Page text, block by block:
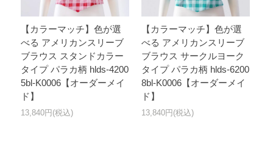
【カラーマッチ】色が選
べる アメリカンスリーブ
ブラウス スタンドカラー
タイプ パラカ柄 hlds-4200
5bl-K0006【オーダーメイ
ド】
13,840円(税込)
【カラーマッチ】色が選
べる アメリカンスリーブ
ブラウス サークルヨーク
タイプ パラカ柄 hlds-6200
8bl-K0006【オーダーメイ
ド】
13,840円(税込)